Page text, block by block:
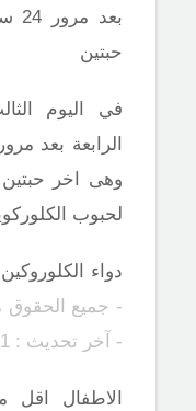
حبتين
في اليوم
وهى اخر
لحبوب الكلوركوين
دواء
- جميع الحقوق
- آخر تحديث : 10/1/2011